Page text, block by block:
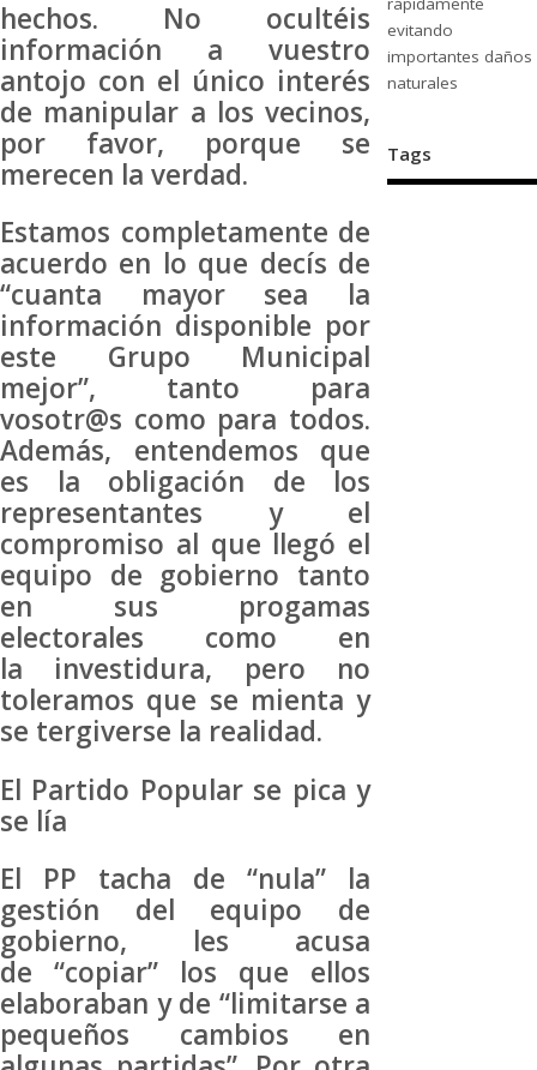
hechos. No ocultéis
información a vuestro
antojo con el único interés
de manipular a los vecinos,
por favor, porque se
merecen la verdad.
Estamos completamente de
acuerdo en lo que decís de
“cuanta mayor sea la
información disponible por
este Grupo Municipal
mejor”, tanto para
vosotr@s como para todos.
Además, entendemos que
es la obligación de los
representantes y el
compromiso al que llegó el
equipo de gobierno tanto
en sus progamas
electorales como en
la investidura, pero no
toleramos que se mienta y
se tergiverse la realidad.
El Partido Popular se pica y
se lía
El PP tacha de “nula” la
gestión del equipo de
gobierno, les acusa
de “copiar” los que ellos
elaboraban y de “limitarse a
pequeños cambios en
evitando
importantes daños
naturales
Tags